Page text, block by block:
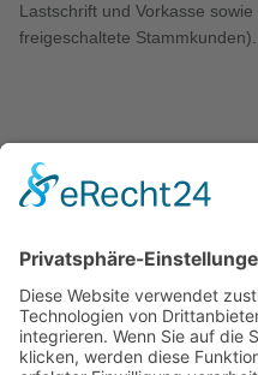
Lastschrift und Vorkasse
freigeschaltete Stammkunden).
KONTAKT
Spezialitäten aus Österreich
Daimlerstr. 21
50859 Köln
Telefon: 02234 802701
Fax: 02234 986145